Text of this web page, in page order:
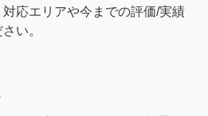
応エリアや今までの評価/実績
い。